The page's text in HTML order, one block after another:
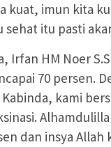
kuat, imun kita
sehat itu pasti
Irfan HM Noer
70 persen.
kami
dan insya